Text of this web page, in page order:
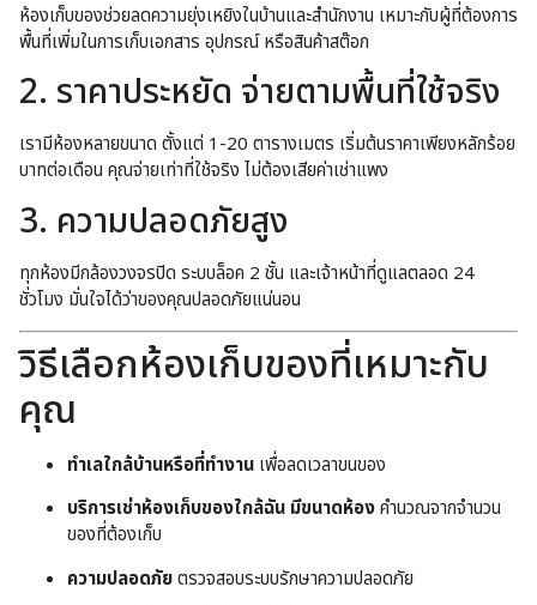
ห้องเก็บของช่วยลดความยุ่งเหยิงในบ้านและสำนักงาน เหมาะกับผู้ที่ต้องการ
พื้นที่เพิ่มในการเก็บเอกสาร อุปกรณ์ หรือสินค้าสต๊อก
2. ราคาประหยัด จ่ายตามพื้นที่ใช้จริง
เรามีห้องหลายขนาด ตั้งแต่ 1-20 ตารางเมตร เริ่มต้นราคาเพียงหลักร้อย
บาทต่อเดือน คุณจ่ายเท่าที่ใช้จริง ไม่ต้องเสียค่าเช่าแพง
3. ความปลอดภัยสูง
ทุกห้องมีกล้องวงจรปิด ระบบล็อค 2 ชั้น และเจ้าหน้าที่ดูแลตลอด 24
ชั่วโมง มั่นใจได้ว่าของคุณปลอดภัยแน่นอน
วิธีเลือกห้องเก็บของที่เหมาะกับ
คุณ
ทำเลใกล้บ้านหรือที่ทำงาน เพื่อลดเวลาขนของ
บริการเช่าห้องเก็บของใกล้ฉัน มีขนาดห้องคำนวณจากจำนวน
ของที่ต้องเก็บ
ความปลอดภัยตรวจสอบระบบรักษาความปลอดภัย